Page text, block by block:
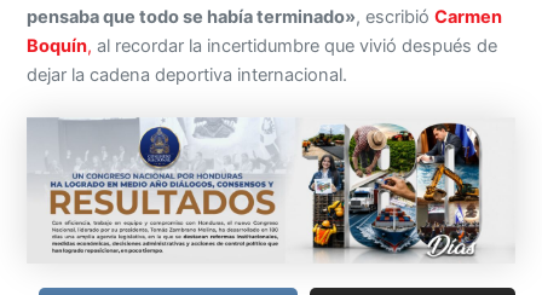
pensaba que todo se había terminado», escribióCarmen
Boquín, al recordar la incertidumbre que vivió después de
dejar la cadena deportiva internacional.